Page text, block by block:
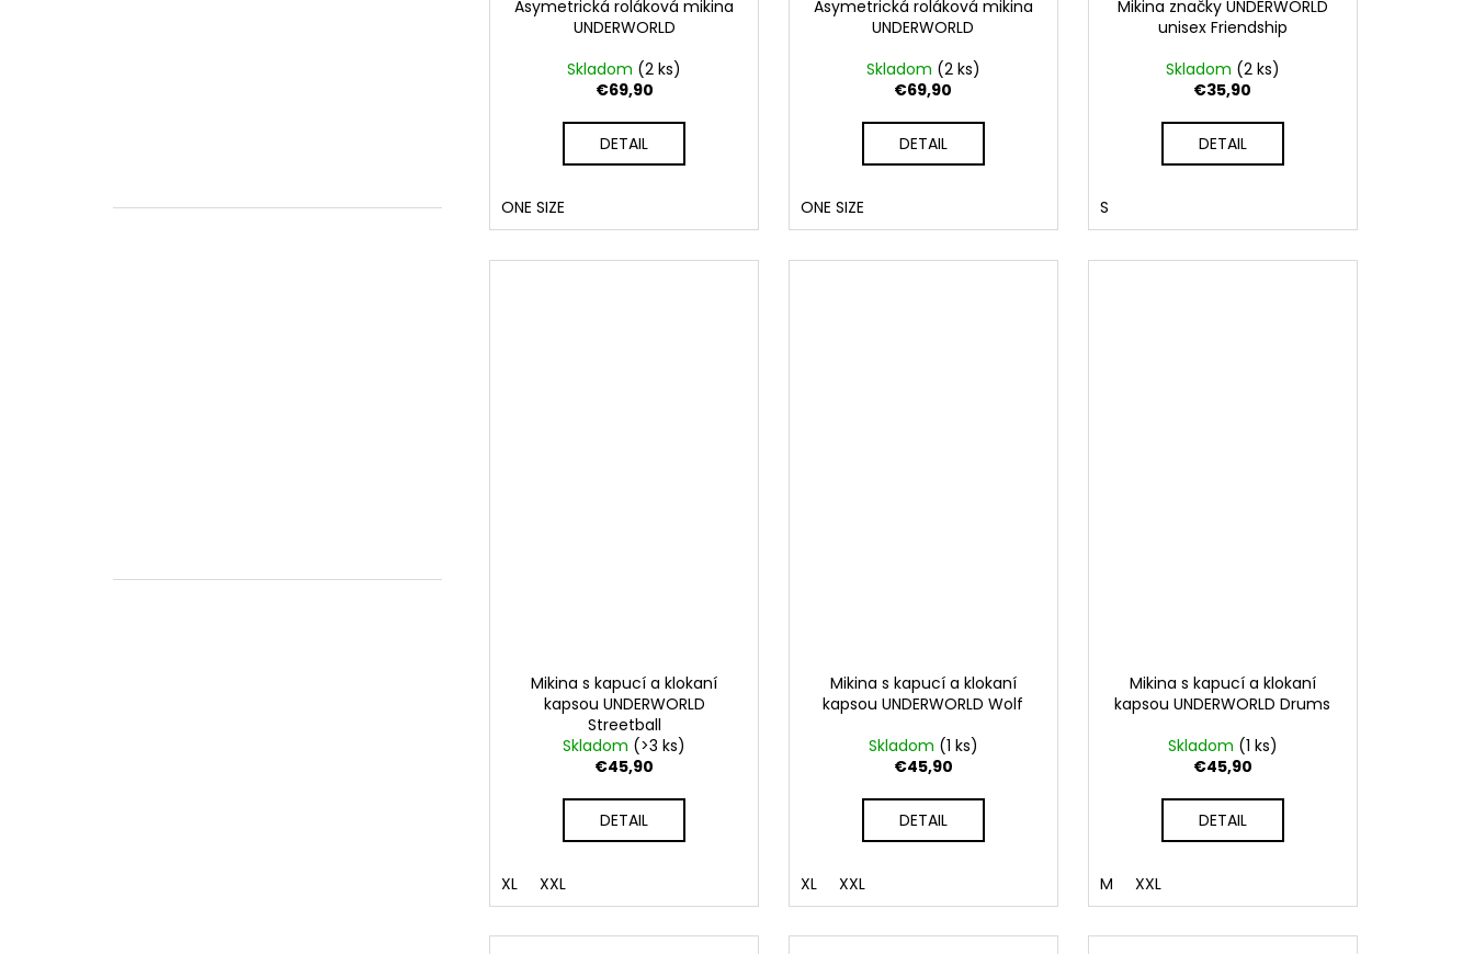
Asymetrická roláková mikina
UNDERWORLD
Skladom (2 ks)
€69,90
DETAIL
ONE SIZE
Asymetrická roláková mikina
UNDERWORLD
Skladom (2 ks)
€69,90
DETAIL
ONE SIZE
Mikina značky UNDERWORLD
unisex Friendship
Skladom (2 ks)
€35,90
DETAIL
S
Mikina s kapucí a klokaní
kapsou UNDERWORLD
Streetball
Skladom (>3 ks)
€45,90
DETAIL
XL XXL
Mikina s kapucí a klokaní
kapsou UNDERWORLD Wolf
Skladom (1 ks)
€45,90
DETAIL
XL XXL
Mikina s kapucí a klokaní
kapsou UNDERWORLD Drums
Skladom (1 ks)
€45,90
DETAIL
M XXL